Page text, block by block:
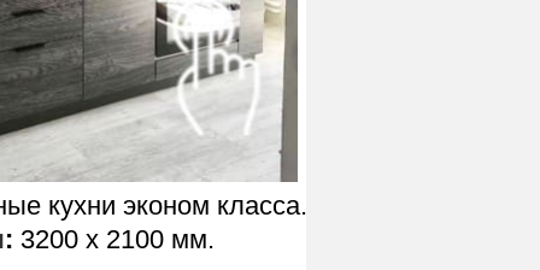
кухни эконом класса.
: 3200 х 2100 мм.